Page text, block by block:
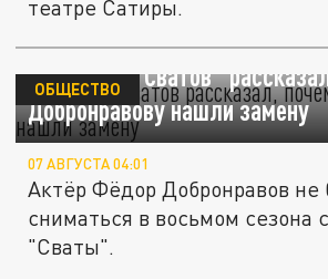
театре Сатиры.
Режиссёр "Сватов"
Добронравову нашли замену
ОБЩЕСТВО
07 АВГУСТА 04:01
Актёр Фёдор Добронравов не
сниматься в восьмом сезона
"Сваты".